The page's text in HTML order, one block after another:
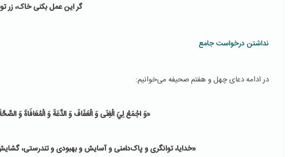
گر این عمل بکنی خاک، زر
نداشتن درخواست جامع
در ادامه دعای چهل و هفتم صحیفه می‌خوانیم:
«وَ اجْمَعْ لِيَ الْغِنَى وَ الْعَفَافَ وَ الدَّعَةَ وَ الْمُعَافَاةَ وَ
«خدایا، توانگری و پاک‌دامنی و آسایش و بهبودی و تندرستی،